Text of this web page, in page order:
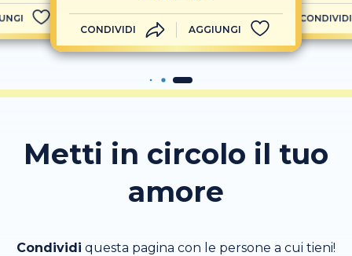
CONDIVIDI AGGIUNGI
CONDIVIDI
Metti in circolo il tuo
amore
Condividi questa pagina con le persone a cui tieni!